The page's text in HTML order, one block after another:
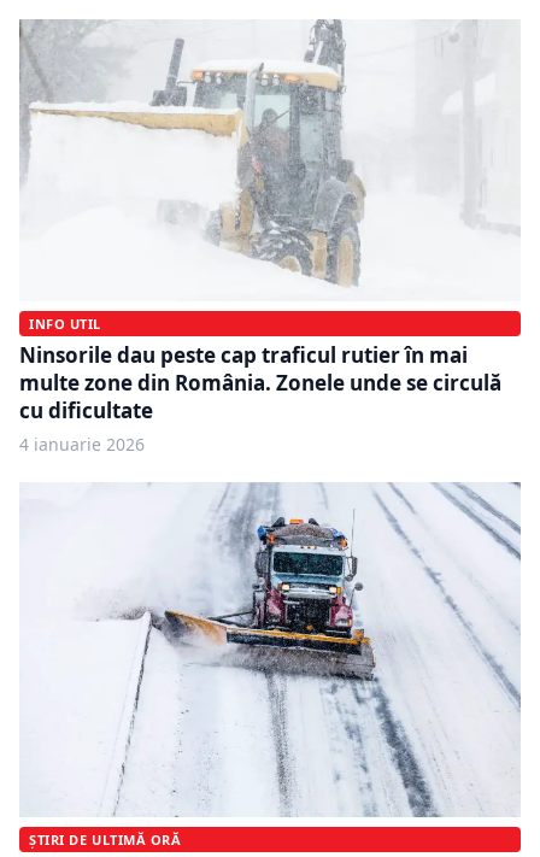
INFO UTIL
Ninsorile dau peste cap traficul rutier în mai
multe zone din România. Zonele unde se circulă
cu dificultate
4 ianuarie 2026
ȘTIRI DE ULTIMĂ ORĂ